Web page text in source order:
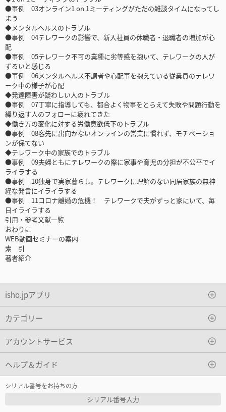
●事例 03オンライン1 on 1ミーティングがただの雑談タイムになってし
まう
◆メンタルヘルスのトラブル
●事例 04テレワークの影響で、新入社員の休職者・退職者の増加が心
配
●事例 05テレワーク不可の業種に劣等感を抱いて、テレワークの人が
ずるいと感じる
●事例 06メンタルヘルス不調者や心配事を抱えている従業員のテレワ
ーク中の様子が心配
◆発達障害が疑わしい人のトラブル
●事例 07丁寧に指導しても、都合よく物事をとらえて失敗や問題行動を
繰り返す人のフォローに疲れてきた
◆働き方の変化に対する労働意欲低下のトラブル
●事例 08客先に出向かないオンラインの営業に慣れず、モチベーショ
ンが保てない
◆テレワーク中の家族でのトラブル
●事例 09夫婦ともにテレワークの際に家事や育児の分担が不公平でイ
ライラする
●事例 10独身で実家暮らし。テレワークに理解のない同居家族の無神
経な発言にイライラする
●事例 11コロナ離婚の危機！ テレワークで夫がずっと家にいて、毎
日イライラする
引用・参考文献一覧
おわりに
WEB動画セミナーの案内
索 引
著者紹介
isho.jpアプリ
カテゴリー
アカウントサービス
ヘルプ＆ガイド
シリアル番号をお持ちの方
シリアル番号入力